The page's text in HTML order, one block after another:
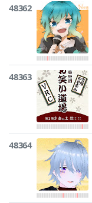
48362
48363
48364